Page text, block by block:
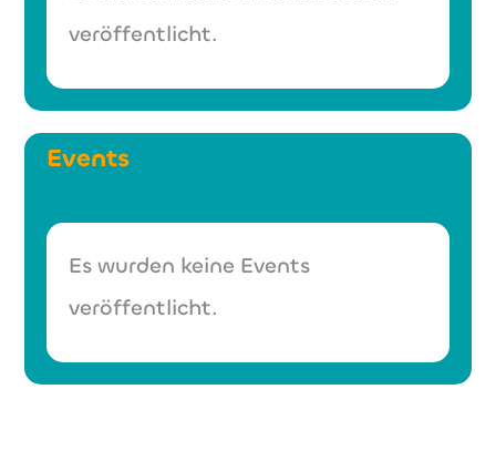
veröffentlicht.
Events
Es wurden keine Events
veröffentlicht.